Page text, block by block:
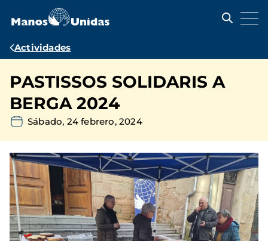
contenido
Ruta
navegación
Actividades
PASTISSOS SOLIDARIS A
BERGA 2024
Sábado, 24 febrero, 2024